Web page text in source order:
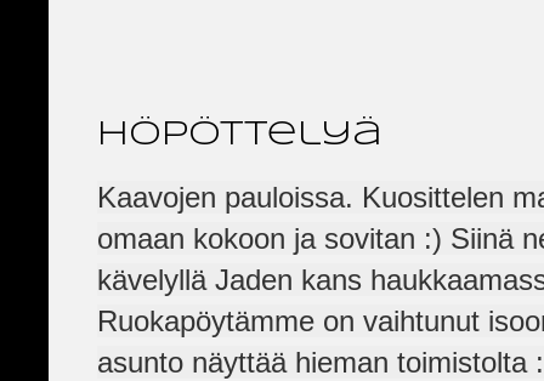
höpöttelyä
Kaavojen pauloissa. Kuosittelen
omaan kokoon ja sovitan :) Siinä
kävelyllä Jaden kans
Ruokapöytämme on vaihtunut
asunto näyttää hieman toimistolta